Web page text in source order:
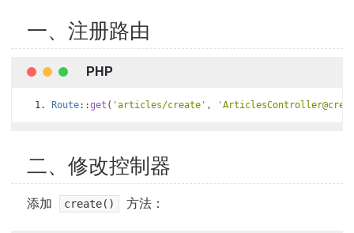
一、注册路由
Route::get ( 'articles/create' ,
二、修改控制器
添加 create() 方法：